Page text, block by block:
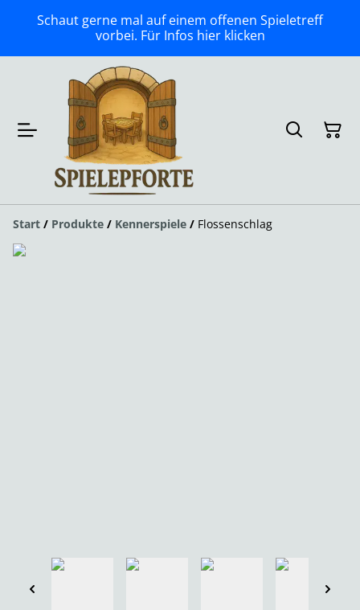
Schaut gerne mal auf einem offenen Spieletreff
vorbei. Für Infos hier klicken
Start / Produkte / Kennerspiele / Flossenschlag